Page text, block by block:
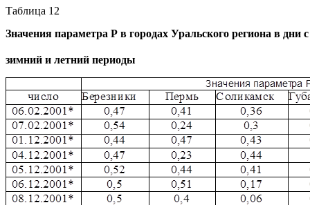
Таблица 12
Значения параметра Р в городах Уральского региона в дни
зимний и летний периоды